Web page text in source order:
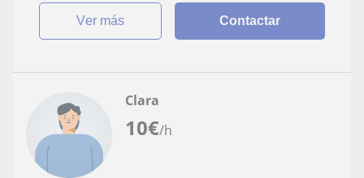
ver más Contactar
10€/h
Clara